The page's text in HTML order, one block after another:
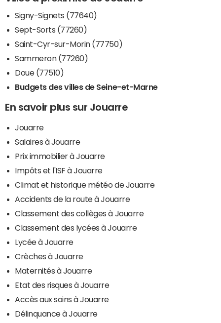
Signy-Signets (77640)
Sept-Sorts (77260)
Saint-Cyr-sur-Morin (77750)
Sammeron (77260)
Doue (77510)
Budgets des villes de Seine-et-Marne
En savoir plus sur Jouarre
Jouarre
Salaires à Jouarre
Prix immobilier à Jouarre
Impôts et l'ISF à Jouarre
Climat et historique météo de Jouarre
Accidents de la route à Jouarre
Classement des collèges à Jouarre
Classement des lycées à Jouarre
Lycée à Jouarre
Crèches à Jouarre
Maternités à Jouarre
Etat des risques à Jouarre
Accès aux soins à Jouarre
Délinquance à Jouarre